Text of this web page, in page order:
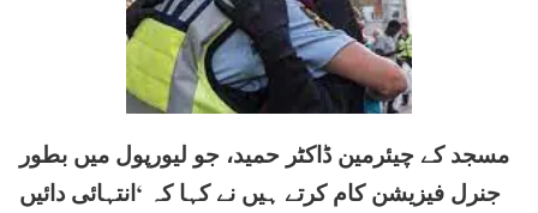
مسجد کے چیئرمین ڈاکٹر حمید، جو لیورپول میں بطور
جنرل فیزیشن کام کرتے ہیں نے کہا کہ ‘انتہائی دائیں